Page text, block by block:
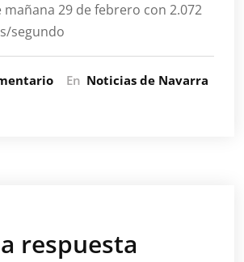
29 de febrero con 2.072
segundo
En Noticias de Navarra
respuesta